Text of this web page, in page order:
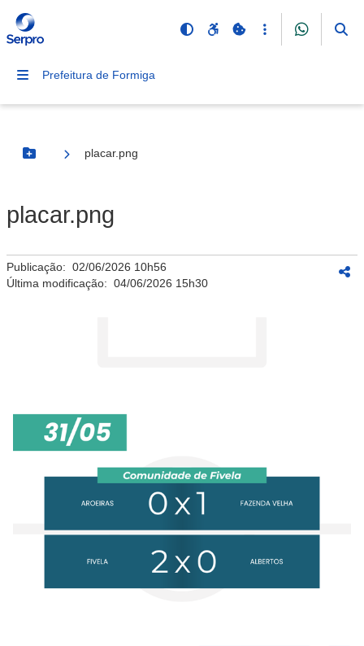
Prefeitura de Formiga
Botão Menu
placar.png
placar.png
Publicação: 02/06/2026 10h56
Última modificação: 04/06/2026 15h30